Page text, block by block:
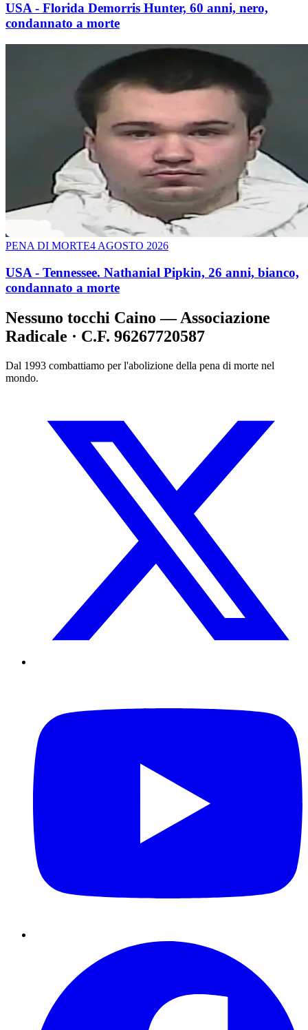
USA - Florida Demorris Hunter, 60 anni, nero,
condannato a morte
PENA DI MORTE4 AGOSTO 2026
USA - Tennessee. Nathanial Pipkin, 26 anni, bianco,
condannato a morte
Nessuno tocchi Caino — Associazione
Radicale · C.F. 96267720587
Dal 1993 combattiamo per l'abolizione della pena di morte nel
mondo.